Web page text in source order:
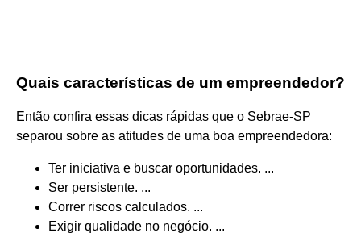
Quais características de um empreendedor?
Então confira essas dicas rápidas que o Sebrae-SP
separou sobre as atitudes de uma boa empreendedora:
Ter iniciativa e buscar oportunidades. ...
Ser persistente. ...
Correr riscos calculados. ...
Exigir qualidade no negócio. ...